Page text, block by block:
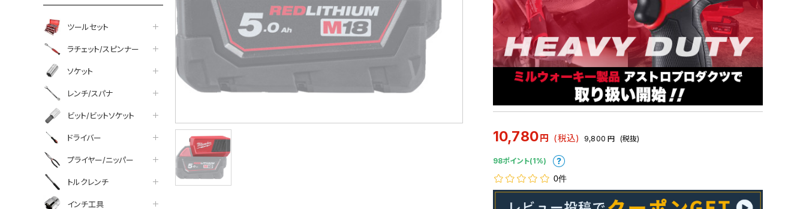
ツールセット
ラチェット/スピンナー
ソケット
レンチ/スパナ
ビット/ビットソケット
ドライバー
プライヤー/ニッパー
トルクレンチ
インチ工具
10,780円 (税込) 9,800 円 (税抜)
98ポイント(1%)
0件